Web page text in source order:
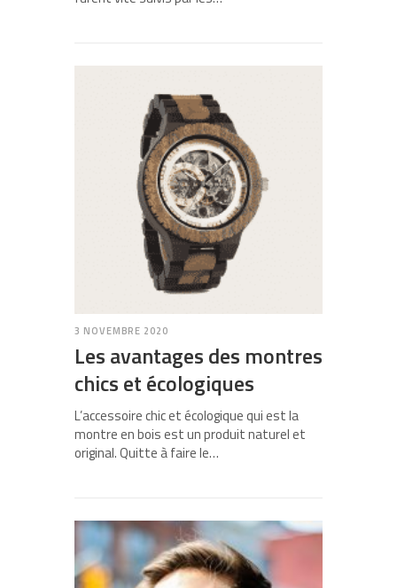
3 NOVEMBRE 2020
Les avantages des montres
chics et écologiques
L’accessoire chic et écologique qui est la
montre en bois est un produit naturel et
original. Quitte à faire le…